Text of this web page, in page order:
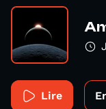
Lire